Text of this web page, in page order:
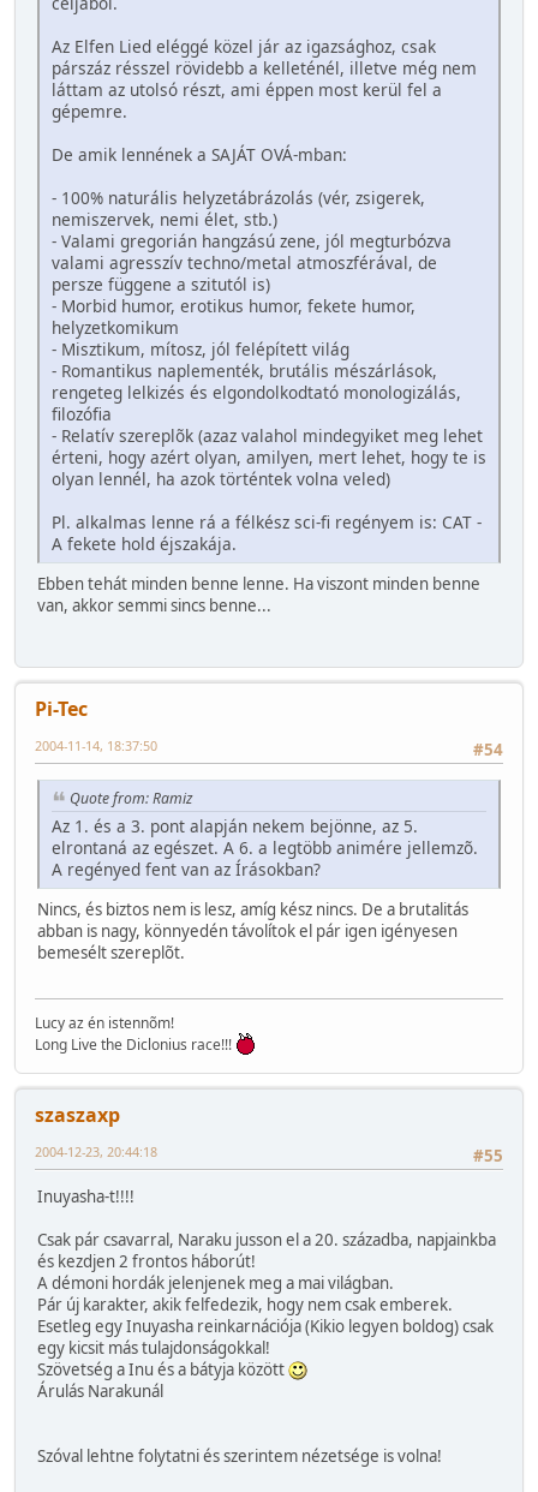
Az Elfen Lied eléggé közel jár az igazsághoz, csak
párszáz résszel rövidebb a kelleténél, illetve még nem
láttam az utolsó részt, ami éppen most kerül fel a
gépemre.
De amik lennének a SAJÁT OVÁ-mban:
- 100% naturális helyzetábrázolás (vér, zsigerek,
nemiszervek, nemi élet, stb.)
- Valami gregorián hangzású zene, jól megturbózva
valami agresszív techno/metal atmoszférával, de
persze függene a szitutól is)
- Morbid humor, erotikus humor, fekete humor,
helyzetkomikum
- Misztikum, mítosz, jól felépített világ
- Romantikus naplementék, brutális mészárlások,
rengeteg lelkizés és elgondolkodtató monologizálás,
filozófia
- Relatív szereplõk (azaz valahol mindegyiket meg lehet
érteni, hogy azért olyan, amilyen, mert lehet, hogy te is
olyan lennél, ha azok történtek volna veled)
Pl. alkalmas lenne rá a félkész sci-fi regényem is: CAT -
A fekete hold éjszakája.
Ebben tehát minden benne lenne. Ha viszont minden benne
van, akkor semmi sincs benne...
Pi-Tec
#54
2004-11-14, 18:37:50
Quote from: Ramiz
Az 1. és a 3. pont alapján nekem bejönne, az 5.
elrontaná az egészet. A 6. a legtöbb animére jellemzõ.
A regényed fent van az Írásokban?
Nincs, és biztos nem is lesz, amíg kész nincs. De a brutalitás
abban is nagy, könnyedén távolítok el pár igen igényesen
bemesélt szereplõt.
Lucy az én istennõm!
Long Live the Diclonius race!!!
szaszaxp
#55
2004-12-23, 20:44:18
Inuyasha-t!!!!
Csak pár csavarral, Naraku jusson el a 20. századba, napjainkba
és kezdjen 2 frontos háborút!
A démoni hordák jelenjenek meg a mai világban.
Pár új karakter, akik felfedezik, hogy nem csak emberek.
Esetleg egy Inuyasha reinkarnációja (Kikio legyen boldog) csak
egy kicsit más tulajdonságokkal!
Szövetség a Inu és a bátyja között
Árulás Narakunál
Szóval lehtne folytatni és szerintem nézetsége is volna!